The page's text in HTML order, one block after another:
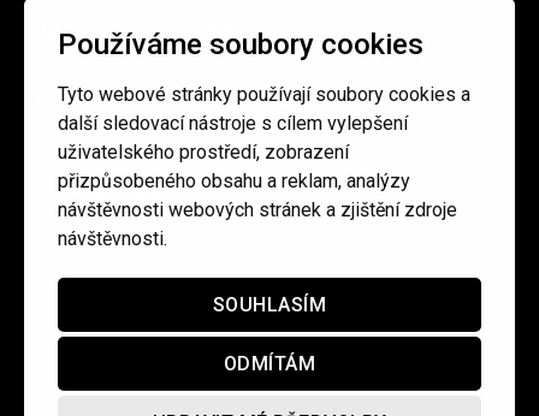
Používáme soubory cookies
Tyto webové stránky používají soubory cookies a
další sledovací nástroje s cílem vylepšení
uživatelského prostředí, zobrazení
přizpůsobeného obsahu a reklam, analýzy
návštěvnosti webových stránek a zjištění zdroje
návštěvnosti.
SOUHLASÍM
ODMÍTÁM
MERCH VOUCHER
Ochrana osobních údajů / Obchodní podmínky
redakce@cinepur.cz